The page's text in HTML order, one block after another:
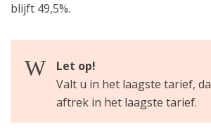
blijft 49,5%.
Let op!
Valt u in het laagste tarief,
aftrek in het laagste tarief.